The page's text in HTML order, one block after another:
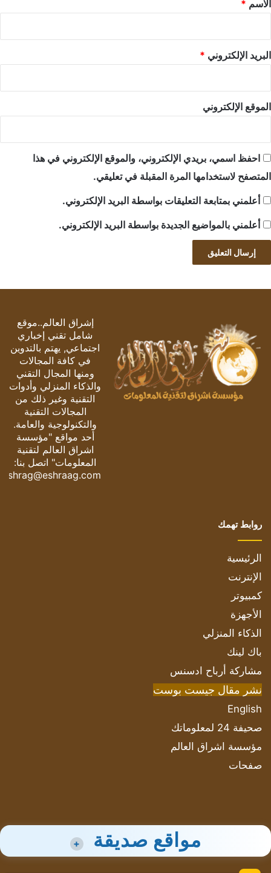
الاسم *
البريد الإلكتروني *
الموقع الإلكتروني
احفظ اسمي، بريدي الإلكتروني، والموقع الإلكتروني في هذا
المتصفح لاستخدامها المرة المقبلة في تعليقي.
أعلمني بمتابعة التعليقات بواسطة البريد الإلكتروني.
أعلمني بالمواضيع الجديدة بواسطة البريد الإلكتروني.
إشراق العالم..موقع
شامل تقني إخباري
اجتماعي, يهتم بالتدوين
في كافة المجالات
ومنها المجال التقني
والذكاء المنزلي وأدوات
التقنية وغير ذلك من
المجالات التقنية
والتكنولوجية والعامة.
أحد مواقع "مؤسسة
اشراق العالم لتقنية
المعلومات" اتصل بنا:
eshrag@eshraag.com
روابط تهمك
الرئيسية
الإنترنت
كمبيوتر
الأجهزة
الذكاء المنزلي
باك لينك
مشاركة أرباح ادسنس
نشر مقال جيست بوست
English
صحيفة 24 لمعلوماتك
مؤسسة اشراق العالم
صفحات
مواقع صديقة +